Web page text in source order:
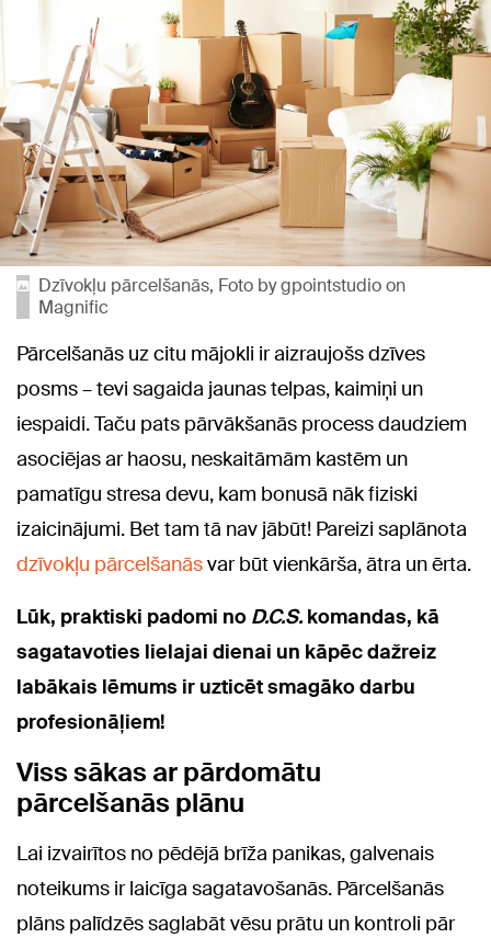
Dzīvokļu pārcelšanās, Foto by gpointstudio on
Magnific
Pārcelšanās uz citu mājokli ir aizraujošs dzīves
posms – tevi sagaida jaunas telpas, kaimiņi un
iespaidi. Taču pats pārvākšanās process daudziem
asociējas ar haosu, neskaitāmām kastēm un
pamatīgu stresa devu, kam bonusā nāk fiziski
izaicinājumi. Bet tam tā nav jābūt! Pareizi saplānota
dzīvokļu pārcelšanāsvar būt vienkārša, ātra un ērta.
Lūk, praktiski padomi no D.C.S.komandas, kā
sagatavoties lielajai dienai un kāpēc dažreiz
labākais lēmums ir uzticēt smagāko darbu
profesionāļiem!
Viss sākas ar pārdomātu
pārcelšanās plānu
Lai izvairītos no pēdējā brīža panikas, galvenais
noteikums ir laicīga sagatavošanās. Pārcelšanās
plāns palīdzēs saglabāt vēsu prātu un kontroli pār